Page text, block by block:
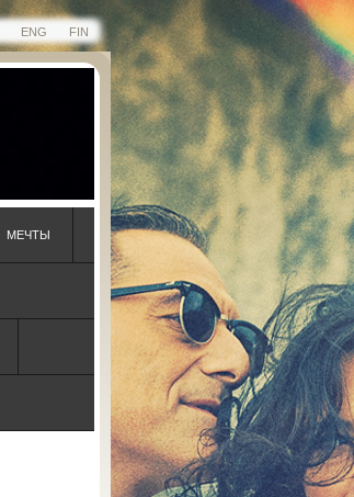
ENG FIN
МЕЧТЫ